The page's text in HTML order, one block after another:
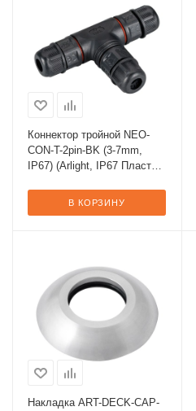
Коннектор тройной NEO-
CON-T-2pin-BK (3-7mm,
IP67) (Arlight, IP67 Пластик,
В КОРЗИНУ
Накладка ART-DECK-CAP-